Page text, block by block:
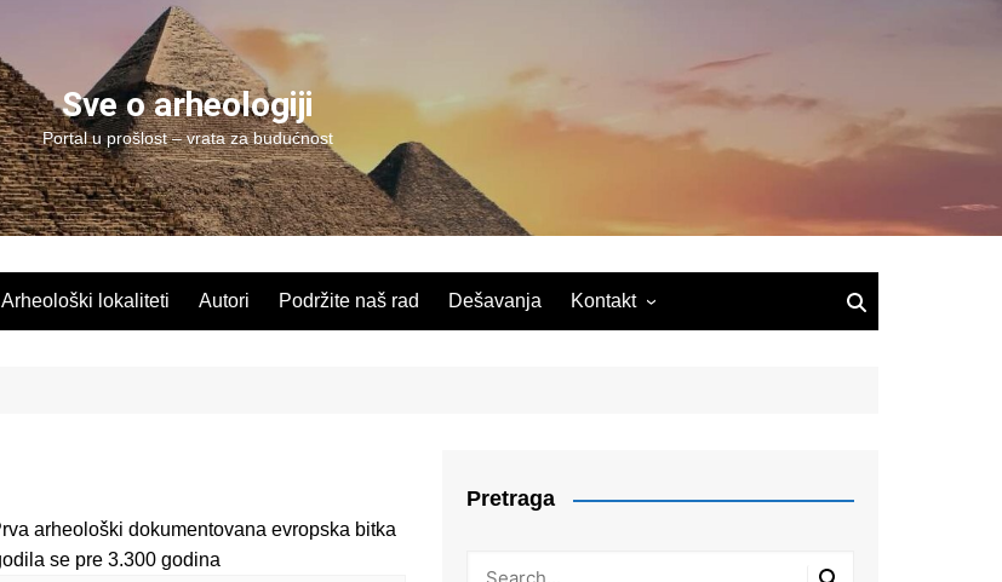
Sve o arheologiji
Portal u prošlost – vrata za budućnost
Arheološki lokaliteti Autori Podržite naš rad Dešavanja Kontakt
Pretraga